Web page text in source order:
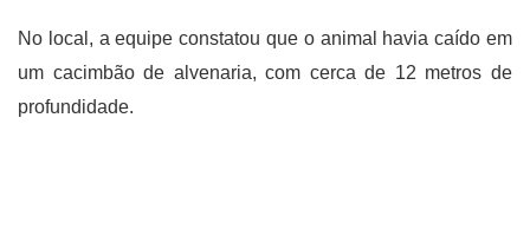
No local, a equipe constatou que o animal havia caído em
um cacimbão de alvenaria, com cerca de 12 metros de
profundidade.